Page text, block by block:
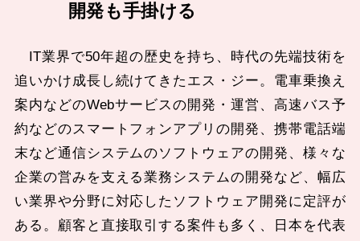
開発も手掛ける
IT業界で50年超の歴史を持ち、時代の先端技術を
追いかけ成長し続けてきたエス・ジー。電車乗換え
案内などのWebサービスの開発・運営、高速バス予
約などのスマートフォンアプリの開発、携帯電話端
末など通信システムのソフトウェアの開発、様々な
企業の営みを支える業務システムの開発など、幅広
い業界や分野に対応したソフトウェア開発に定評が
ある。顧客と直接取引する案件も多く、日本を代表